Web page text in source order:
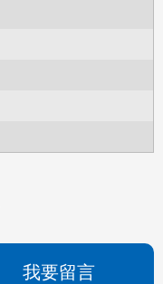
我要留言